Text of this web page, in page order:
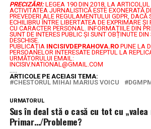
PRECIZĂRI: LEGEA 190 DIN 2018, LA
ACTIVITATEA JURNALISTICĂ ESTE EXONERATĂ
PREVEDERI ALE REGULAMENTULUI GDPR, DACĂ
ECHILIBRU ÎNTRE LIBERTATEA DE EXPRIMARE ŞI
CU CARACTER PERSONAL. INFORMAȚIILE DIN
SUNT DE INTERES PUBLIC ȘI SUNT OBȚINUTE DIN
DESCHISE.
PUBLICAȚIA INCISIVDEPRAHOVA.ROPUNE LA
PERSOANELOR INTERESATE DREPTUL LA
URMĂTORULUI EMAIL:
INCISIV.NATIONAL@GMAIL.COM
.....
ARTICOLE PE ACEIASI TEMA:
CHESTORUL MIHAI MARIUS VOICU
URMATORUL
Sus în deal stă o casă cu tot cu „valea
Primar…/Probleme?